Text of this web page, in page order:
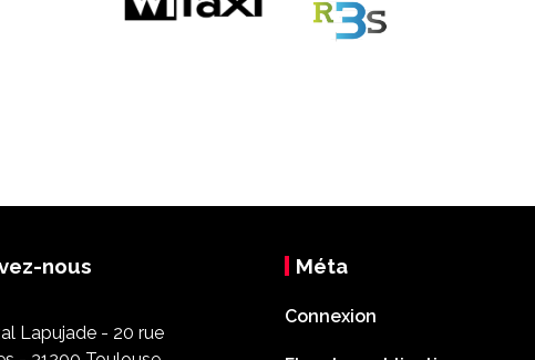
nous
Lapujade - 20 rue
Méta
Connexion